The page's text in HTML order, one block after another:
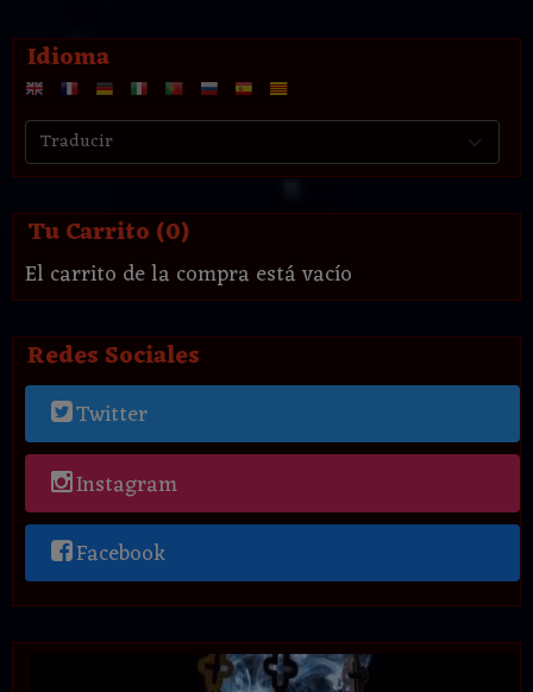
Idioma
Tu Carrito (0)
El carrito de la compra está vacío
Redes Sociales
Twitter
Instagram
Facebook